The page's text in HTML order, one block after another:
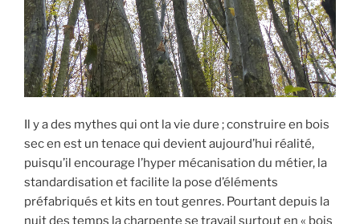
Il y a des mythes qui ont la vie dure ; construire en bois
sec en est un tenace qui devient aujourd’hui réalité,
puisqu’il encourage l’hyper mécanisation du métier, la
standardisation et facilite la pose d’éléments
préfabriqués et kits en tout genres. Pourtant depuis la
nuit des temps la charpente se travail surtout en « bois